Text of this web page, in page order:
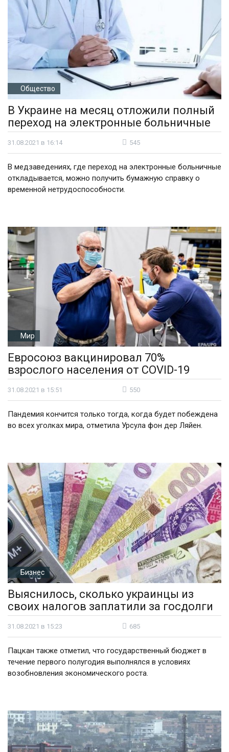
Общество
В Украине на месяц отложили полный
переход на электронные больничные
31.08.2021 в 16:14 545
В медзаведениях, где переход на электронные больничные
откладывается, можно получить бумажную справку о
временной нетрудоспособности.
Мир
Евросоюз вакцинировал 70%
взрослого населения от COVID-19
31.08.2021 в 15:51 550
Пандемия кончится только тогда, когда будет побеждена
во всех уголках мира, отметила Урсула фон дер Ляйен.
Бизнес
Выяснилось, сколько украинцы из
своих налогов заплатили за госдолги
31.08.2021 в 15:23 685
Пацкан также отметил, что государственный бюджет в
течение первого полугодия выполнялся в условиях
возобновления экономического роста.